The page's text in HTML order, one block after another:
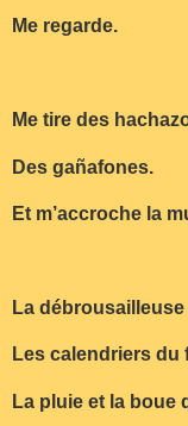
Me regarde.
Me tire des
Des gañafones.
Et m’accroche la
La
Les calendriers du
La pluie et la boue